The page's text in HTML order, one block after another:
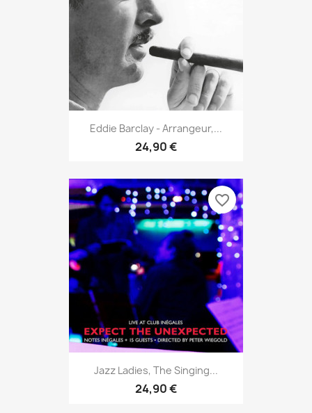
Eddie Barclay - Arrangeur,...
24,90 €
Jazz Ladies, The Singing...
24,90 €
favorite_border